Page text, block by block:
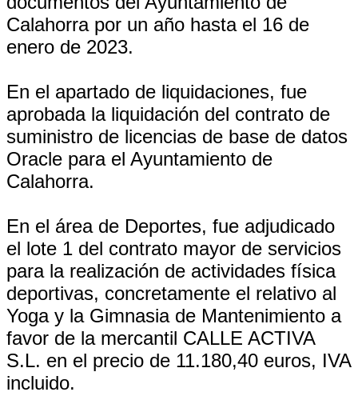
Calahorra por un año hasta el 16 de
enero de 2023.
En el apartado de liquidaciones, fue
aprobada la liquidación del contrato de
suministro de licencias de base de datos
Oracle para el Ayuntamiento de
Calahorra.
En el área de Deportes, fue adjudicado
el lote 1 del contrato mayor de servicios
para la realización de actividades física
deportivas, concretamente el relativo al
Yoga y la Gimnasia de Mantenimiento a
favor de la mercantil CALLE ACTIVA
S.L. en el precio de 11.180,40 euros, IVA
incluido.